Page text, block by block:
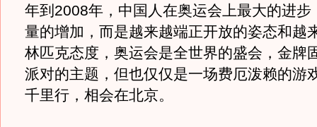
年到2008年，中国人在奥运会上最大的进步
量的增加，而是越来越端正开放的姿态和越
林匹克态度，奥运会是全世界的盛会，金牌
派对的主题，但也仅仅是一场费厄泼赖的游
千里行，相会在北京。